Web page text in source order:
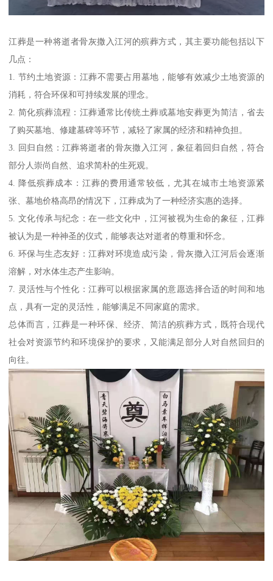
江葬是一种将逝者骨灰撒入江河的殡葬方式，其主要功能包括以下
几点：
1. 节约土地资源：江葬不需要占用墓地，能够有效减少土地资源的
消耗，符合环保和可持续发展的理念。
2. 简化殡葬流程：江葬通常比传统土葬或墓地安葬更为简洁，省去
了购买墓地、修建墓碑等环节，减轻了家属的经济和精神负担。
3. 回归自然：江葬将逝者的骨灰撒入江河，象征着回归自然，符合
部分人崇尚自然、追求简朴的生死观。
4. 降低殡葬成本：江葬的费用通常较低，尤其在城市土地资源紧
张、墓地价格高昂的情况下，江葬成为了一种经济实惠的选择。
5. 文化传承与纪念：在一些文化中，江河被视为生命的象征，江葬
被认为是一种神圣的仪式，能够表达对逝者的尊重和怀念。
6. 环保与生态友好：江葬对环境造成污染，骨灰撒入江河后会逐渐
溶解，对水体生态产生影响。
7. 灵活性与个性化：江葬可以根据家属的意愿选择合适的时间和地
点，具有一定的灵活性，能够满足不同家庭的需求。
总体而言，江葬是一种环保、经济、简洁的殡葬方式，既符合现代
社会对资源节约和环境保护的要求，又能满足部分人对自然回归的
向往。